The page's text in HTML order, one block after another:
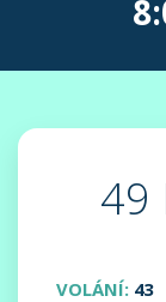
49
VOLÁNÍ: 43